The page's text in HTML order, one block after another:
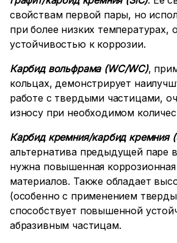
свойствам первой пары, но
при более низких температурах,
устойчивостью к коррозии.
Карбид вольфрама (WC/WC),
кольцах, демонстрирует
работе с твердыми частицами,
износу при необходимом
Карбид кремния/карбид кремния (
альтернатива предыдущей паре
нужна повышенная коррозионная
материалов. Также обладает
(особенно с применением
способствует повышенной
абразивным частицам.